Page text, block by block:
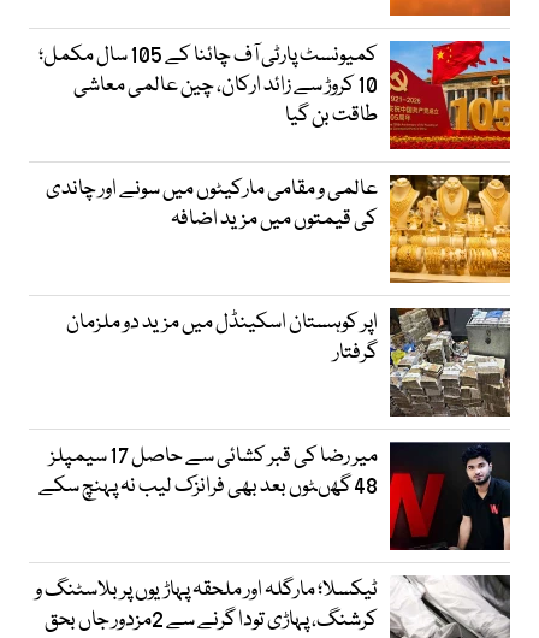
کمیونسٹ پارٹی آف چائنا کے 105 سال مکمل؛
10 کروڑ سے زائد ارکان، چین عالمی معاشی
طاقت بن گیا
عالمی و مقامی مارکیٹوں میں سونے اور چاندی
کی قیمتوں میں مزید اضافہ
اپر کوہستان اسکینڈل میں مزید دو ملزمان
گرفتار
میر رضا کی قبر کشائی سے حاصل 17 سیمپلز
48 گھںٹوں بعد بھی فرانزک لیب نہ پہنچ سکے
ٹیکسلا؛ مارگلہ اور ملحقہ پہاڑیوں پر بلاسٹنگ و
کرشنگ، پہاڑی تودا گرنے سے 2مزدور جاں بحق